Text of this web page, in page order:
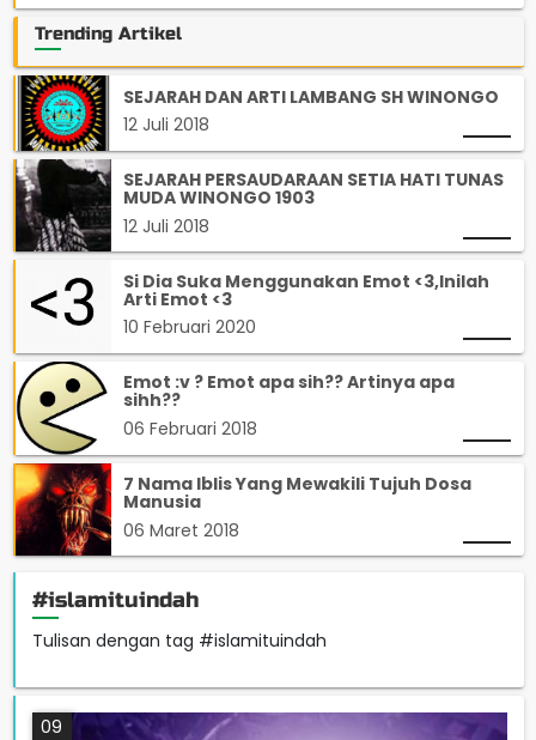
Trending Artikel
SEJARAH DAN ARTI LAMBANG SH WINONGO
12 Juli 2018
SEJARAH PERSAUDARAAN SETIA HATI TUNAS
MUDA WINONGO 1903
12 Juli 2018
Si Dia Suka Menggunakan Emot <3,Inilah
Arti Emot <3
10 Februari 2020
Emot :v ? Emot apa sih?? Artinya apa
sihh??
06 Februari 2018
7 Nama Iblis Yang Mewakili Tujuh Dosa
Manusia
06 Maret 2018
#islamituindah
Tulisan dengan tag #islamituindah
09